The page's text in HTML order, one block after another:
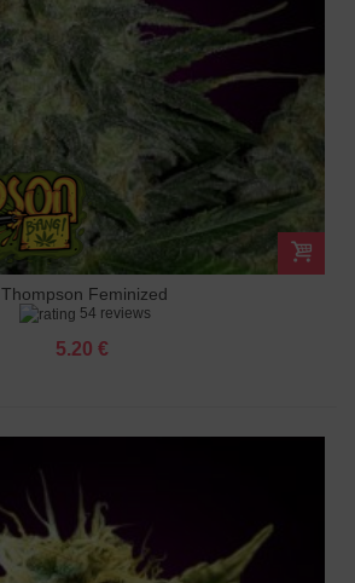
Thompson Feminized
54 reviews
5.20 €